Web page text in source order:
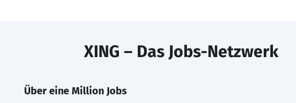
XING – Das Jobs-Netzwerk
Über eine Million Jobs